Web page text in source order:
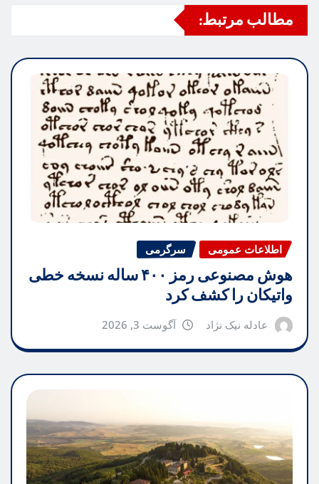
مطالب مرتبط:
اطلاعات عمومی سرگرمی
هوش مصنوعی رمز ۴۰۰ ساله نسخه خطی
واتیکان را کشف کرد
عادله نیک نژاد آگوست 3, 2026